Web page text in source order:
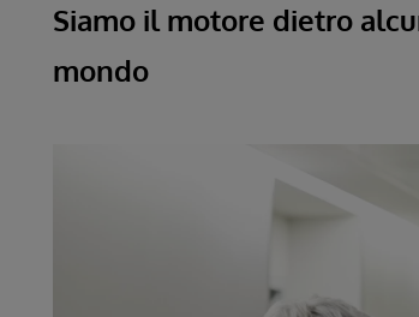
Siamo il motore dietro
mondo